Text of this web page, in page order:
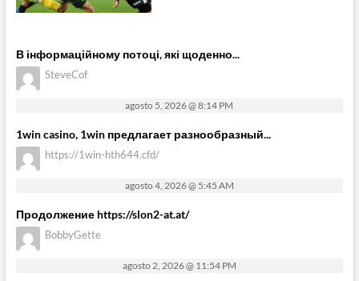
В інформаційному потоці, які щоденно...
SteveCof
agosto 5, 2026 @ 8:14 PM
1win casino, 1win предлагает разнообразный...
https://1win-hth644.cfd/
agosto 4, 2026 @ 5:45 AM
Продолжение https://slon2-at.at/
BobbyGette
agosto 2, 2026 @ 11:54 PM